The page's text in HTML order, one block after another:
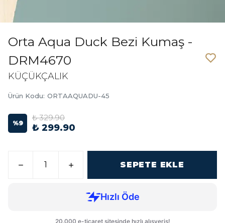
Orta Aqua Duck Bezi Kumaş -
DRM4670
KÜÇÜKÇALIK
Ürün Kodu: ORTAAQUADU-45
%9
₺ 329.90
₺ 299.90
SEPETE EKLE